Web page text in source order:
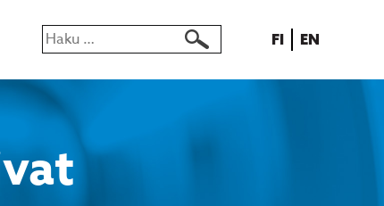
Haku: SUOMI
FI ENGLISH
EN